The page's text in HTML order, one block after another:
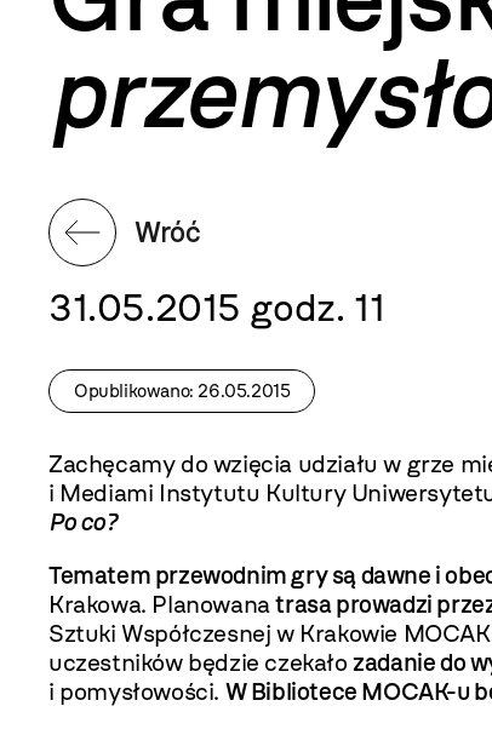
Wróć
31.05.2015 godz. 11
Opublikowano: 26.05.2015
Zachęcamy do wzięcia udziału w grze
i Mediami Instytutu Kultury
Po co?
Tematem przewodnim gry są dawne i
Krakowa. Planowanatrasa prowadzi
Sztuki Współczesnej w Krakowie
uczestników będzie czekałozadanie do
i pomysłowości. W Bibliotece MOCAK-u